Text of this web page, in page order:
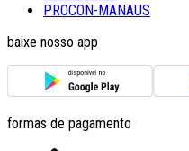
PROCON-MANAUS
baixe nosso app
formas de pagamento